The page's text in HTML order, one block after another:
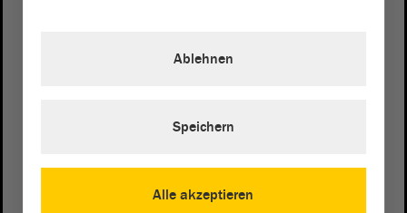
Landtagvon Sachsen-Anhalt
Alle akzeptieren
Ablehnen
Speichern